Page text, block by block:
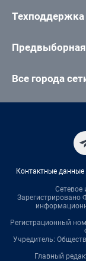
Техподдержка
Предвыборная
Все города
Контактные
Сетевое
Зарегистрировано
Регистрационный
Учредитель:
Главный